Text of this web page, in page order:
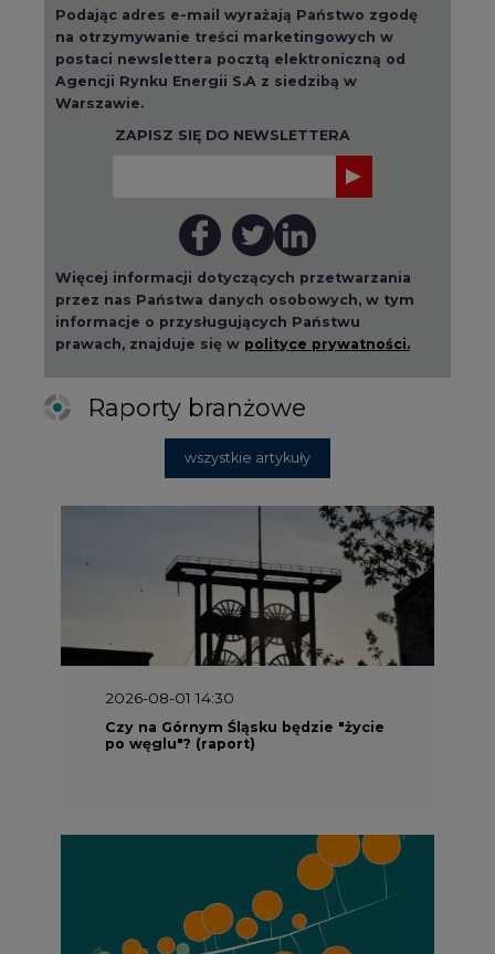
Podając adres e-mail wyrażają Państwo zgodę
na otrzymywanie treści marketingowych w
postaci newslettera pocztą elektroniczną od
Agencji Rynku Energii S.A z siedzibą w
Warszawie.
ZAPISZ SIĘ DO NEWSLETTERA
Więcej informacji dotyczących przetwarzania
przez nas Państwa danych osobowych, w tym
informacje o przysługujących Państwu
prawach, znajduje się w polityce prywatności.
Raporty branżowe
wszystkie artykuły
2026-08-01 14:30
Czy na Górnym Śląsku będzie "życie
po węglu"? (raport)